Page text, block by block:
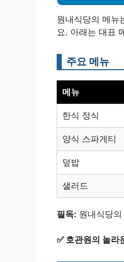
원내식당의 메뉴
요. 아래는 대표
주요 메뉴
메뉴
한식 정식
양식 스파게티
덮밥
샐러드
필독: 원내식당
✅ 호관원의 놀라